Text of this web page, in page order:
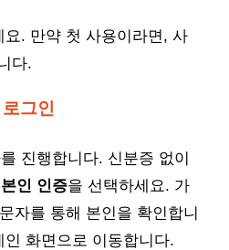
. 만약 첫 사용이라면, 사
다.
그인
진행합니다. 신분증 없이
인 인증을 선택하세요. 가
자를 통해 본인을 확인합니
화면으로 이동합니다.